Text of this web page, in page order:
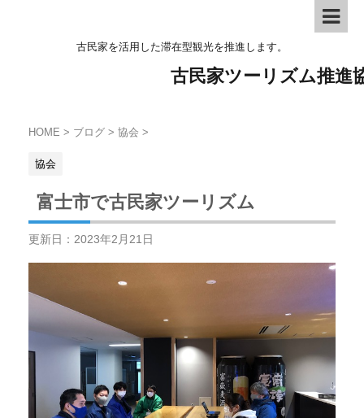
古民家を活用した滞在型観光を推進します。
古民家ツーリズム推進
HOME > ブログ > 協会 >
協会
富士市で古民家ツーリズム
更新日： 2023年2月21日